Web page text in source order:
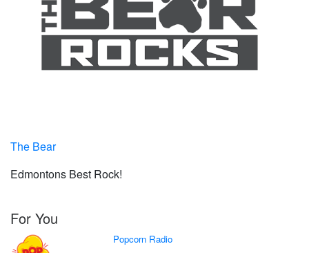
The Bear
Edmontons Best Rock!
For You
Popcorn Radio